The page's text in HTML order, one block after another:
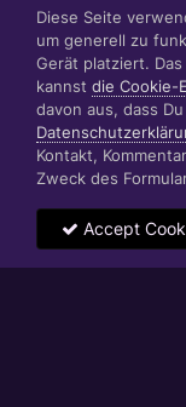
© 1999 -
Diese Seite
um generell zu
Gerät platziert.
kannst die Cookie-
davon aus, dass
Kontakt,
Zweck des
Accept